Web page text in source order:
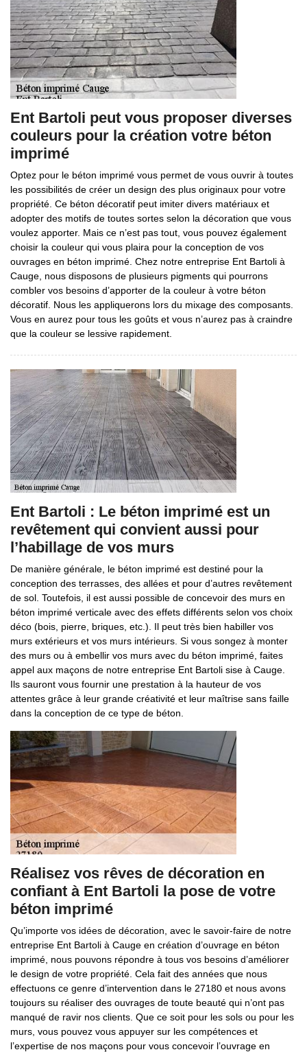
Ent Bartoli peut vous proposer diverses
couleurs pour la création votre béton
imprimé
Optez pour le béton imprimé vous permet de vous ouvrir à toutes
les possibilités de créer un design des plus originaux pour votre
propriété. Ce béton décoratif peut imiter divers matériaux et
adopter des motifs de toutes sortes selon la décoration que vous
voulez apporter. Mais ce n’est pas tout, vous pouvez également
choisir la couleur qui vous plaira pour la conception de vos
ouvrages en béton imprimé. Chez notre entreprise Ent Bartoli à
Cauge, nous disposons de plusieurs pigments qui pourrons
combler vos besoins d’apporter de la couleur à votre béton
décoratif. Nous les appliquerons lors du mixage des composants.
Vous en aurez pour tous les goûts et vous n’aurez pas à craindre
que la couleur se lessive rapidement.
Ent Bartoli : Le béton imprimé est un
revêtement qui convient aussi pour
l’habillage de vos murs
De manière générale, le béton imprimé est destiné pour la
conception des terrasses, des allées et pour d’autres revêtement
de sol. Toutefois, il est aussi possible de concevoir des murs en
béton imprimé verticale avec des effets différents selon vos choix
déco (bois, pierre, briques, etc.). Il peut très bien habiller vos
murs extérieurs et vos murs intérieurs. Si vous songez à monter
des murs ou à embellir vos murs avec du béton imprimé, faites
appel aux maçons de notre entreprise Ent Bartoli sise à Cauge.
Ils sauront vous fournir une prestation à la hauteur de vos
attentes grâce à leur grande créativité et leur maîtrise sans faille
dans la conception de ce type de béton.
Réalisez vos rêves de décoration en
confiant à Ent Bartoli la pose de votre
béton imprimé
Qu’importe vos idées de décoration, avec le savoir-faire de notre
entreprise Ent Bartoli à Cauge en création d’ouvrage en béton
imprimé, nous pouvons répondre à tous vos besoins d’améliorer
le design de votre propriété. Cela fait des années que nous
effectuons ce genre d’intervention dans le 27180 et nous avons
toujours su réaliser des ouvrages de toute beauté qui n’ont pas
manqué de ravir nos clients. Que ce soit pour les sols ou pour les
murs, vous pouvez vous appuyer sur les compétences et
l’expertise de nos maçons pour vous concevoir l’ouvrage en